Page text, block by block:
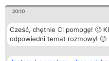
20:10
Cześć, chętnie Ci pomogę! 🙂
odpowiedni temat rozmowy! 🙂
Organizator plebiscytu